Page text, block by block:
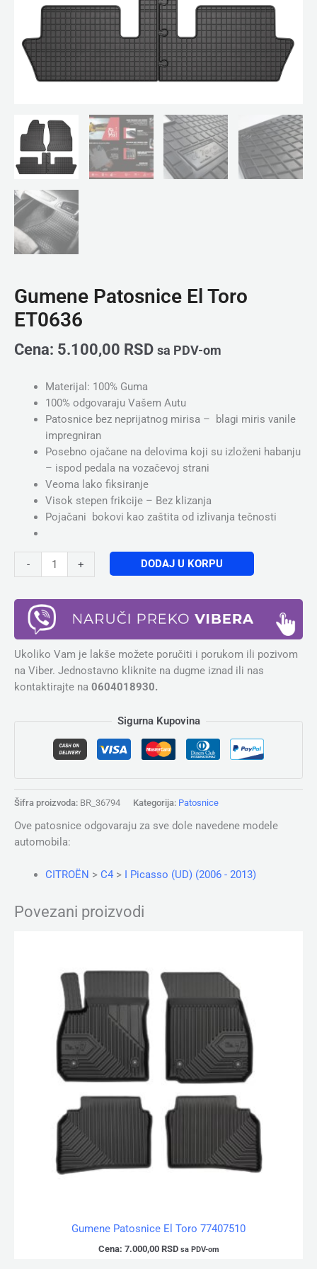
Gumene Patosnice El Toro
ET0636
Cena: 5.100,00 RSD sa PDV-om
Materijal: 100% Guma
100% odgovaraju Vašem Autu
Patosnice bez neprijatnog mirisa – blagi miris vanile
impregniran
Posebno ojačane na delovima koji su izloženi habanju
– ispod pedala na vozačevoj strani
Veoma lako fiksiranje
Visok stepen frikcije – Bez klizanja
Pojačani bokovi kao zaštita od izlivanja tečnosti
- + DODAJ U KORPU
Ukoliko Vam je lakše možete poručiti i porukom ili pozivom
na Viber. Jednostavno kliknite na dugme iznad ili nas
kontaktirajte na 0604018930.
Sigurna Kupovina
Šifra proizvoda: BR_36794 Kategorija: Patosnice
Ove patosnice odgovaraju za sve dole navedene modele
automobila:
CITROЁN > C4> I Picasso (UD) (2006 - 2013)
Povezani proizvodi
Gumene Patosnice El Toro 77407510
Cena: 7.000,00 RSD sa PDV-om